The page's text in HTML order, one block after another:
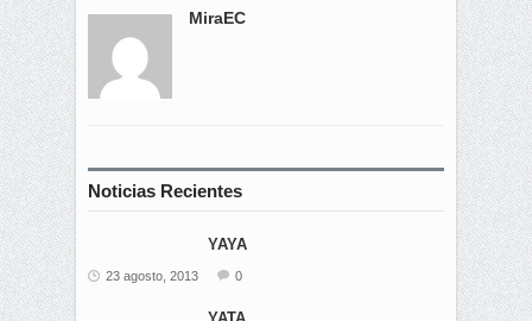
MiraEC
Noticias Recientes
YAYA
23 agosto, 2013 0